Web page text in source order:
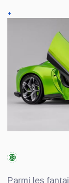
+
03
Parmi les